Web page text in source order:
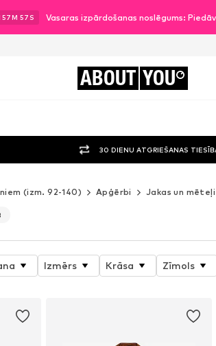
57M 54 S Vasaras izpārdošanas noslēgums:
ABOUT YOU
30 DIENU ATGRIEŠANAS
(izm. 92-140) Apģērbi Jakas un mēteļi
Izmērs Krāsa Zīmols